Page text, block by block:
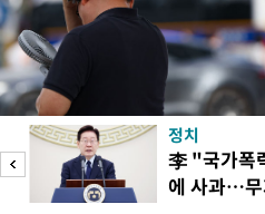
정치
李 "국가폭
에 사과…무